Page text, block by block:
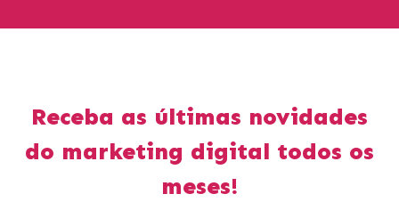
Receba as últimas novidades
do marketing digital todos os
meses!